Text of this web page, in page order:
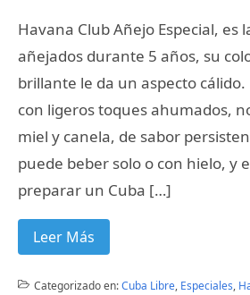
Havana Club Añejo Especial, es
añejados durante 5 años, su
brillante le da un aspecto
con ligeros toques ahumados,
miel y canela, de sabor
puede beber solo o con hielo, y
preparar un Cuba […]
Leer Más
Categorizado en:Cuba Libre, Especiales,